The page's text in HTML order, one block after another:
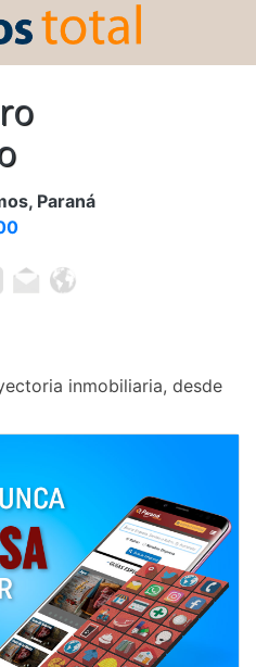
Paraná
inmobiliaria, desde